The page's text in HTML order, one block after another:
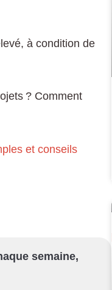
à condition de
? Comment
et conseils
semaine,